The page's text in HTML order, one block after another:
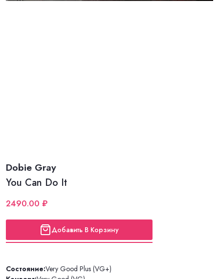
Dobie Gray
You Can Do It
2490.00 ₽
Добавить В Корзину
Состояние:Very Good Plus (VG+)